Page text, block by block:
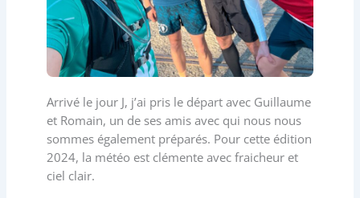
Arrivé le jour J, j’ai pris le départ avec Guillaume
et Romain, un de ses amis avec qui nous nous
sommes également préparés. Pour cette édition
2024, la météo est clémente avec fraicheur et
ciel clair.